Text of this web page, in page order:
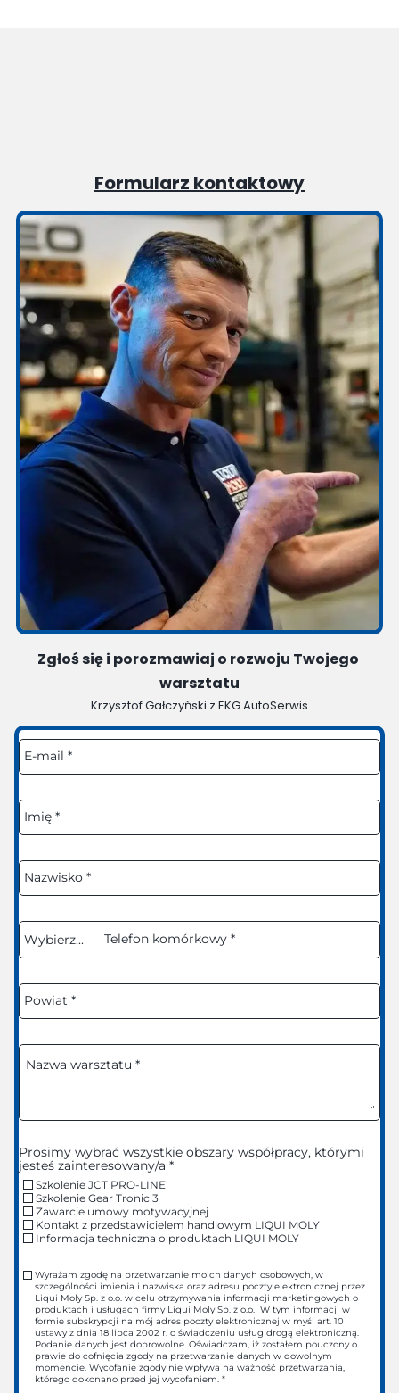
Formularz kontaktowy
Zgłoś się i porozmawiaj o rozwoju Twojego
warsztatu
Krzysztof Gałczyński z EKG AutoSerwis
E-
mail
*
Imię
Nazwisko
Telefon
komórkowy
*
Wybierz...
mobile_phone-prefix
Powiat
Nazwa
warsztatu
Prosimy wybrać wszystkie obszary współpracy, którymi
jesteś zainteresowany/a *
Szkolenie JCT PRO-LINE
Szkolenie Gear Tronic 3
Zawarcie umowy motywacyjnej
Kontakt z przedstawicielem handlowym LIQUI MOLY
Informacja techniczna o produktach LIQUI MOLY
Wyrażam zgodę na przetwarzanie moich danych osobowych, w
szczególności imienia i nazwiska oraz adresu poczty elektronicznej przez
Liqui Moly Sp. z o.o. w celu otrzymywania informacji marketingowych o
produktach i usługach firmy Liqui Moly Sp. z o.o. W tym informacji w
formie subskrypcji na mój adres poczty elektronicznej w myśl art. 10
ustawy z dnia 18 lipca 2002 r. o świadczeniu usług drogą elektroniczną.
Podanie danych jest dobrowolne. Oświadczam, iż zostałem pouczony o
prawie do cofnięcia zgody na przetwarzanie danych w dowolnym
momencie. Wycofanie zgody nie wpływa na ważność przetwarzania,
którego dokonano przed jej wycofaniem. *